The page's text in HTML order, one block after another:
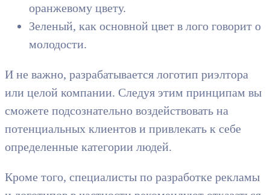
оранжевому цвету.
Зеленый, как основной цвет в лого говорит о
молодости.
И не важно, разрабатывается логотип риэлтора
или целой компании. Следуя этим принципам вы
сможете подсознательно воздействовать на
потенциальных клиентов и привлекать к себе
определенные категории людей.
Кроме того, специалисты по разработке рекламы